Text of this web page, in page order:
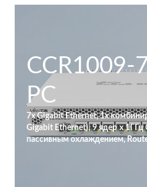
CCR1009-
PC
7x Gigabit Ethernet, 1x
Gigabit Ethernet), 9 ядер x 1ГГц
пассивным охлаждением,